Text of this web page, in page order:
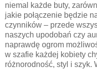
niemal każde buty,
jakie połączenie będzie
czynników – przede
naszych upodobań czy
naprawdę ogrom
w szafie każdej kobiety
różnorodność, styl i szyk.